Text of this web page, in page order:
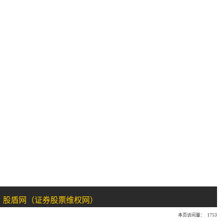
盾网（证券股票维权网）
本页访问量： 1753